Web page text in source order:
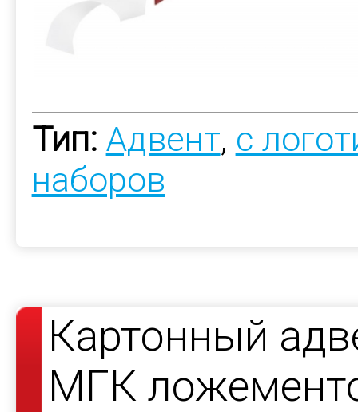
Тип: Адвент, с
наборов
Картонный
МГК